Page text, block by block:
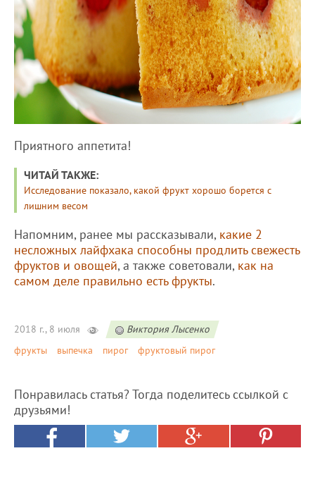
Приятного аппетита!
ЧИТАЙ ТАКЖЕ:
Исследование показало, какой фрукт хорошо борется с
лишним весом
Напомним, ранее мы рассказывали, какие 2
несложных лайфхака способны продлить свежесть
фруктов и овощей, а также советовали, как на
самом деле правильно есть фрукты.
2018 г., 8 июля
Виктория Лысенко
фрукты
выпечка пирог фруктовый пирог
Понравилась статья? Тогда поделитесь ссылкой с
друзьями!